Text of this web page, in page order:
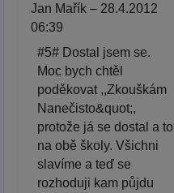
Jan Mařík – 28.4.2012
06:39
#5# Dostal jsem se.
Moc bych chtěl
poděkovat ,,Zkouškám
Nanečisto&quot;,
protože já se dostal a to
na obě školy. Všichni
slavíme a teď se
rozhoduji kam půjdu